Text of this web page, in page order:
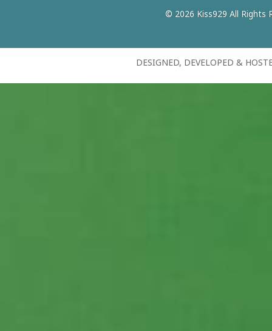
© 2026 Kiss929 All Rights
DESIGNED, DEVELOPED &